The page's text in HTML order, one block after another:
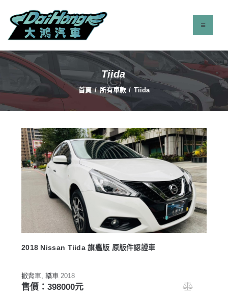
Tiida
首頁 所有車款 Tiida
最新消息
服務項目
立即找車
聯絡我們
關於我們
2018 Nissan Tiida 旗艦版 原版件認證車
掀背車, 轎車 2018
售價：398000元